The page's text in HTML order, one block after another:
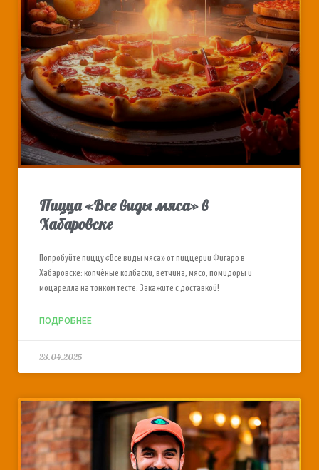
Пицца «Все виды мяса» в
Хабаровске
Попробуйте пиццу «Все виды мяса» от пиццерии Фигаро в
Хабаровске: копчёные колбаски, ветчина, мясо, помидоры и
моцарелла на тонком тесте. Закажите с доставкой!
ПОДРОБНЕЕ
23.04.2025